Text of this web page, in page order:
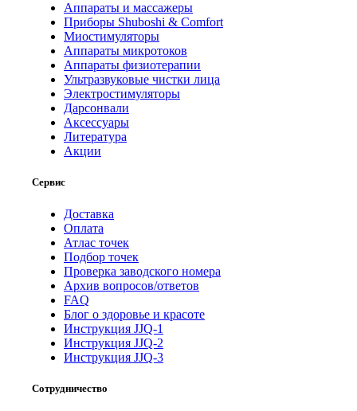
Аппараты и массажеры
Приборы Shuboshi & Comfort
Миостимуляторы
Аппараты микротоков
Аппараты физиотерапии
Ультразвуковые чистки лица
Электростимуляторы
Дарсонвали
Аксессуары
Литература
Акции
Сервис
Доставка
Оплата
Атлас точек
Подбор точек
Проверка заводского номера
Архив вопросов/ответов
FAQ
Блог о здоровье и красоте
Инструкция JJQ-1
Инструкция JJQ-2
Инструкция JJQ-3
Сотрудничество